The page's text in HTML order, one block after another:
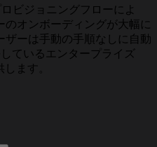
ビジョニングフローによ
オンボーディングが大幅に
ーは手動の手順なしに自動
ているエンタープライズ
ます。